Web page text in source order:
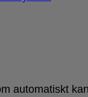
automatiskt